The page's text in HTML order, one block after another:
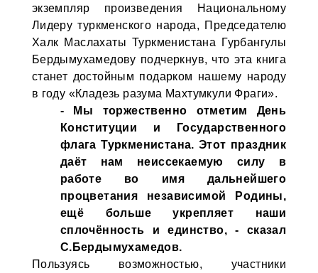
экземпляр произведения Национальному
Лидеру туркменского народа, Председателю
Халк Маслахаты Туркменистана Гурбангулы
Бердымухамедову подчеркнув, что эта книга
станет достойным подарком нашему народу
в году «Кладезь разума Махтумкули Фраги».
- Мы торжественно отметим День
Конституции и Государственного
флага Туркменистана. Этот праздник
даёт нам неиссекаемую силу в
работе во имя дальнейшего
процветания независимой Родины,
ещё больше укрепляет наши
сплочённость и единство, - сказал
С.Бердымухамедов.
Пользуясь возможностью, участники